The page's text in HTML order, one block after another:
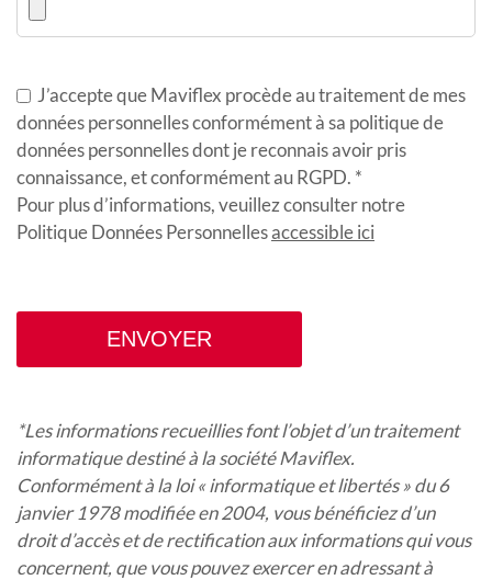
J’accepte que Maviflex procède au traitement de mes
données personnelles conformément à sa politique de
données personnelles dont je reconnais avoir pris
connaissance, et conformément au RGPD. *
Pour plus d’informations, veuillez consulter notre
Politique Données Personnellesaccessible ici
ENVOYER
*Les informations recueillies font l’objet d’un traitement
informatique destiné à la société Maviflex.
Conformément à la loi « informatique et libertés » du 6
janvier 1978 modifiée en 2004, vous bénéficiez d’un
droit d’accès et de rectification aux informations qui vous
concernent, que vous pouvez exercer en adressant à